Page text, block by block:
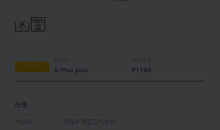
ライト付
S-Max pico P1140
仕様
ヘッド ウルトラミニヘッド